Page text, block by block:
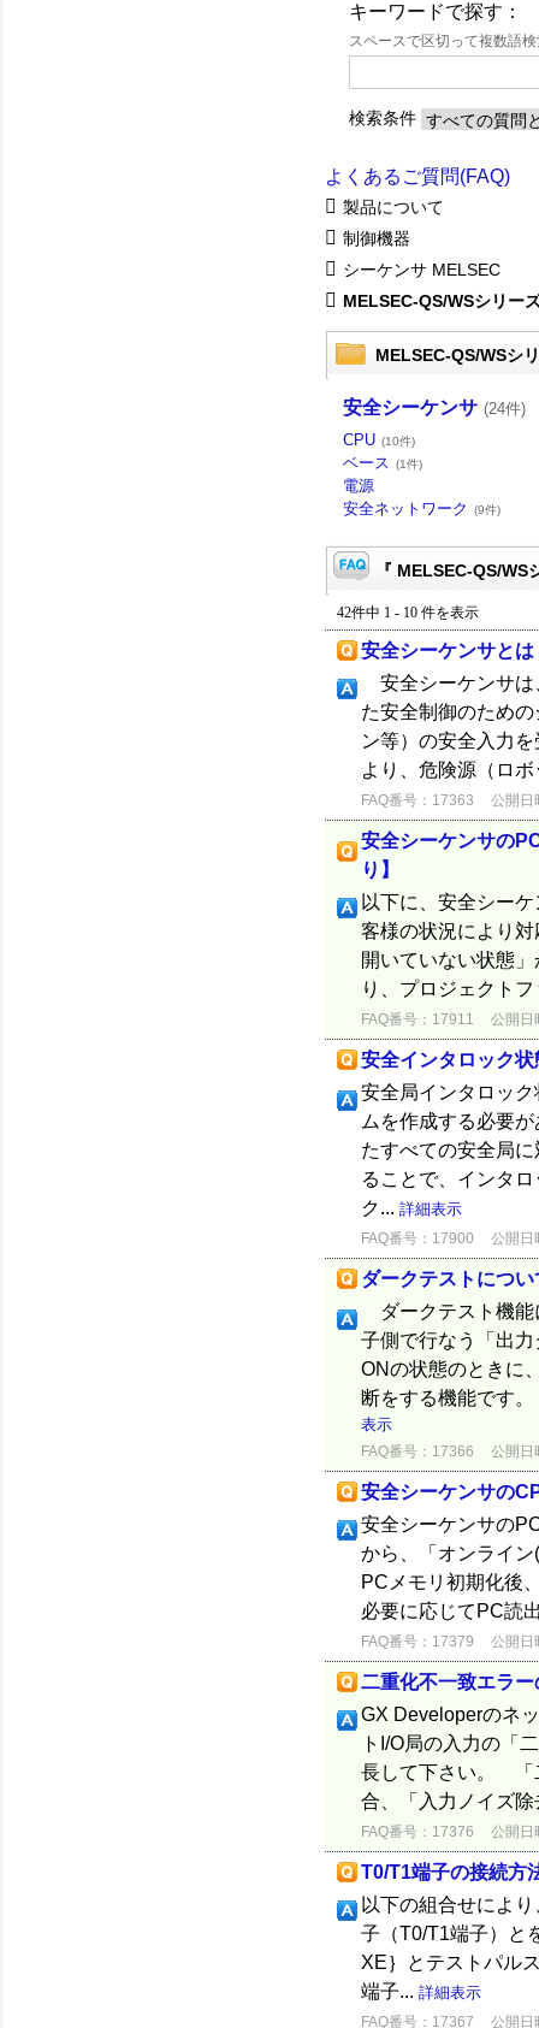
キーワードで探す：
スペースで区切って複数語
検索条件
よくあるご質問(FAQ)
製品について
制御機器
シーケンサ MELSEC
MELSEC-QS/WSシリー
MELSEC-QS/WSシ
安全シーケンサ (24件)
CPU (10件)
ベース (1件)
電源
安全ネットワーク
(9件)
『 MELSEC-QS/
42件中 1 - 10 件を表示
安全シーケンサとは
安全シーケンサは
た安全制御のため
ン等）の安全入力
より、危険源（ロ
FAQ番号：17363 公開日
安全シーケンサの
り】
以下に、安全シー
客様の状況により
開いていない状態
り、プロジェクト
FAQ番号：17911 公開日
安全インタロック
安全局インタロッ
ムを作成する必要
たすべての安全局
ることで、インタ
ク... 詳細表示
FAQ番号：17900 公開日
ダークテストについ
ダークテスト機能
子側で行なう「出
ONの状態のときに
断をする機能です
表示
FAQ番号：17366 公開日
安全シーケンサの
安全シーケンサの
から、「オンライ
PCメモリ初期化後
必要に応じてPC読
FAQ番号：17379 公開日
二重化不一致エラ
GX Developerのネ
トI/O局の入力の「
長して下さい。 「
合、「入力ノイズ
FAQ番号：17376 公開日
T0/T1端子の接続方
以下の組合せによ
子（T0/T1端子）と
XE｝とテストパル
端子... 詳細表示
FAQ番号：17367 公開日